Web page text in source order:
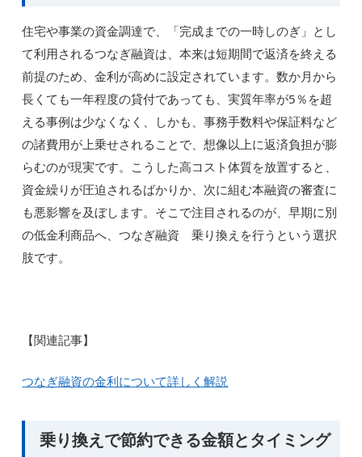
住宅や事業の資金調達で、「完成までの一時しのぎ」とし
て利用されるつなぎ融資は、本来は短期間で返済を終える
前提のため、金利が高めに設定されています。数か月から
長くても一年程度の貸付であっても、実質年率が5％を超
える事例は少なくなく、しかも、事務手数料や保証料など
の諸費用が上乗せされることで、想像以上に返済負担が膨
らむのが現実です。こうした高コスト体質を放置すると、
資金繰りが圧迫されるばかりか、次に組む本融資の審査に
も悪影響を及ぼします。そこで注目されるのが、早期に別
の低金利商品へ、つなぎ融資 乗り換えを行うという選択
肢です。
【関連記事】
つなぎ融資の金利について詳しく解説
乗り換えで節約できる金額とタイミング